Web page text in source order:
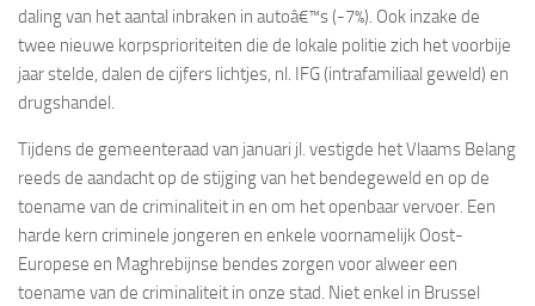
daling van het aantal inbraken in autoâ€™s (-7%). Ook inzake de
twee nieuwe korpsprioriteiten die de lokale politie zich het voorbije
jaar stelde, dalen de cijfers lichtjes, nl. IFG (intrafamiliaal geweld) en
drugshandel.
Tijdens de gemeenteraad van januari jl. vestigde het Vlaams Belang
reeds de aandacht op de stijging van het bendegeweld en op de
toename van de criminaliteit in en om het openbaar vervoer. Een
harde kern criminele jongeren en enkele voornamelijk Oost-
Europese en Maghrebijnse bendes zorgen voor alweer een
toename van de criminaliteit in onze stad. Niet enkel in Brussel